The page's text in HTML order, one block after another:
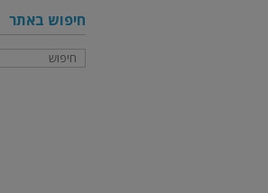
חיפוש באתר